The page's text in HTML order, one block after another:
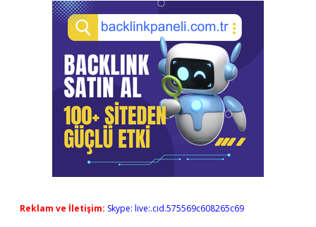
Reklam ve İletişim: Skype: live:.cid.575569c608265c69